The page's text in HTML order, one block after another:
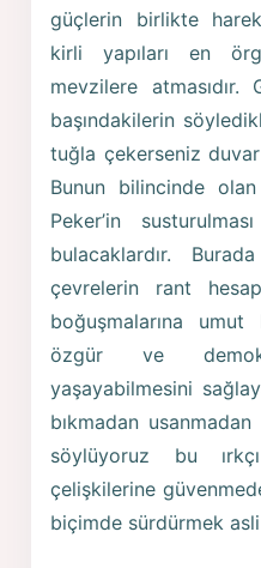
güçlerin birlikte
kirli yapıları en
mevzilere
başındakilerin
tuğla çekerseniz duvar
Bunun bilincinde
Peker’in
bulacaklardır.
çevrelerin rant
boğuşmalarına
özgür ve
yaşayabilmesini
bıkmadan usanmadan
söylüyoruz bu
çelişkilerine
biçimde sürdürmek asli